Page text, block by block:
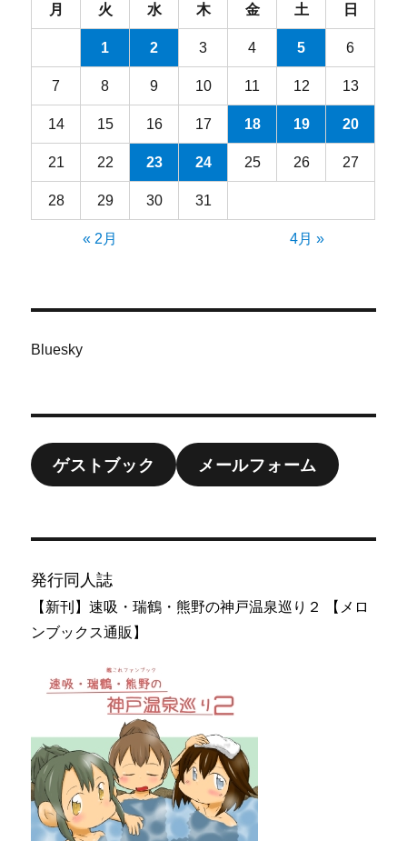
月 火 水 木 金 土 日
1 2 3 4 5 6
7 8 9 10 11 12 13
14 15 16 17 18 19 20
21 22 23 24 25 26 27
28 29 30 31
« 2月 4月 »
Bluesky
ゲストブック メールフォーム
発行同人誌
【新刊】速吸・瑞鶴・熊野の神戸温泉巡り２ 【メロ
ンブックス通販】